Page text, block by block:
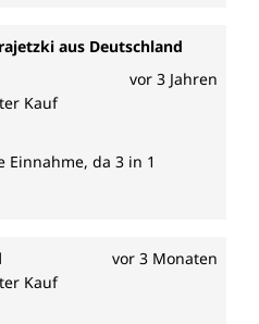
aus Deutschland
vor 3 Jahren
von 5 von 5 Sternen
Kauf
da 3 in 1
vor 3 Monaten
von 5 von 5 Sternen
Kauf